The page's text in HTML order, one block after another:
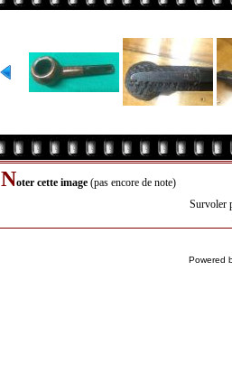
Noter cette image (pas encore de note)
Survoler
Powered